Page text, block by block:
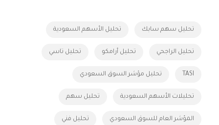
تحليل سهم سابك تحليل الأسهم السعودية
تحليل الراجحي تحليل أرامكو تحليل تاسي
TASI تحليل مؤشر السوق السعودي
تحليلات الأسهم السعودية تحليل سهم
المؤشر العام للسوق السعودي تحليل فني